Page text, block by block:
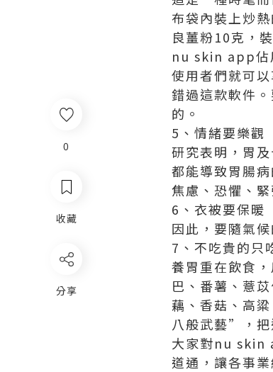
0
收藏
分享
布袋內裝上炒
良薑粉10克，
nu skin app
使用者們就可
錯過這款軟件
的。
5、情緒要樂觀
研究表明，胃
都能導致胃腸
焦慮、恐懼、
6、衣被要保暖
因此，要隨氣
7、不吃貴的只
養胃重在飲食
巴、番薯、薏
藕、香菇、高
八般武藝”，把
大家對nu skin
道通，讓各事